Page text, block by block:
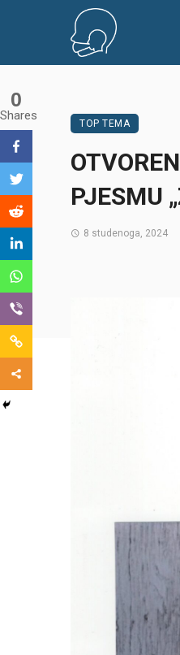
TOP TEMA
PJESMU
8 studenoga, 2024
0
Shares